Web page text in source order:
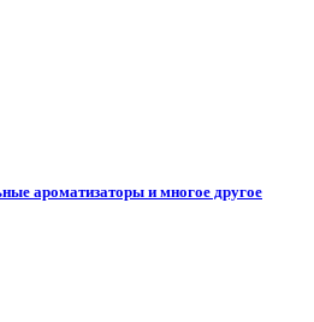
ароматизаторы и многое другое